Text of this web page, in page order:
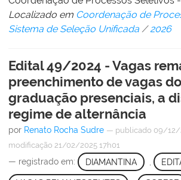
Localizado em Coordenação de
Sistema de Seleção Unificada /2026
Edital 49/2024 - Vagas
preenchimento de vagas
graduação presenciais, a
regime de alternância
por Renato Rocha Sudre — publicado 09/12/
modificação 21/02/2025 17h01
— registrado em: DIAMANTINA